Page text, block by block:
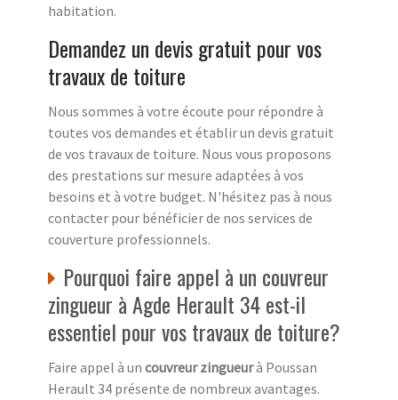
habitation.
Demandez un devis gratuit pour vos
travaux de toiture
Nous sommes à votre écoute pour répondre à
toutes vos demandes et établir un devis gratuit
de vos travaux de toiture. Nous vous proposons
des prestations sur mesure adaptées à vos
besoins et à votre budget. N'hésitez pas à nous
contacter pour bénéficier de nos services de
couverture professionnels.
Pourquoi faire appel à un couvreur
zingueur à Agde Herault 34 est-il
essentiel pour vos travaux de toiture?
Faire appel à un couvreur zingueurà Poussan
Herault 34 présente de nombreux avantages.